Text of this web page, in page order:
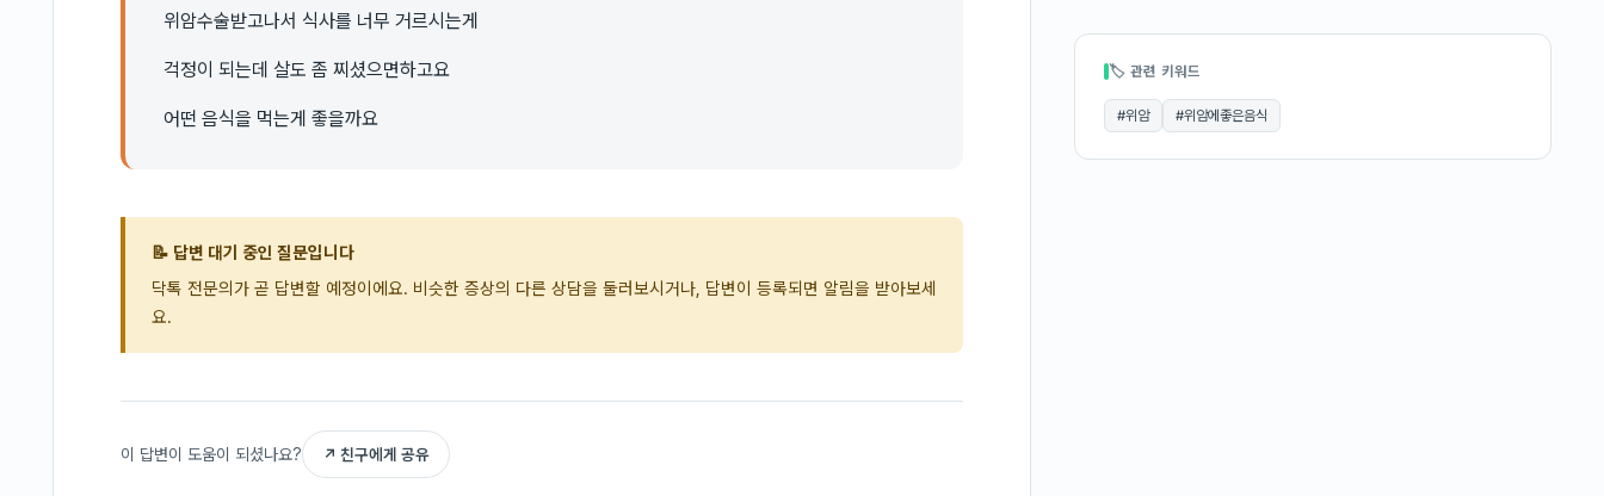
위암수술받고나서 식사를 너무 거르시는게
걱정이 되는데 살도 좀 찌셨으면하고요
어떤 음식을 먹는게 좋을까요
📝 답변 대기 중인 질문입니다
닥톡 전문의가 곧 답변할 예정이에요. 비슷한 증상의 다른 상담을 둘러보시거나, 답변이 등록되면 알림을 받아보세
요.
이 답변이 도움이 되셨나요? ↗ 친구에게 공유
🏷 관련 키워드
#위암 #위암에좋은음식